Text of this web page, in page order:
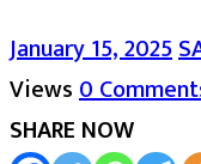
January 15, 2025
Views0
SHARE NOW